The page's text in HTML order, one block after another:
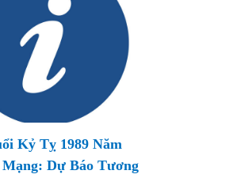
Kỷ Tỵ 1989 Năm
Mạng: Dự Báo Tương